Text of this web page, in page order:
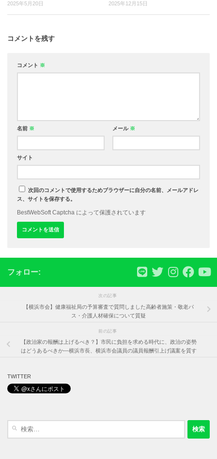
2025年5月20日 2025年12月15日
コメントを残す
コメント ※
名前 ※ メール ※
サイト
次回のコメントで使用するためブラウザーに自分の名前、メールアドレ
ス、サイトを保存する。
BestWebSoft Captcha によって保護されています
フォロー:
次の記事
【横浜市会】健康福祉局の予算審査で質問しました高齢者施策・敬老パ
ス・介護人材確保について質疑
前の記事
【政治家の報酬は上げるべき？】市民に負担を求める時代に、政治の姿勢
はどうあるべきか―横浜市長、横浜市会議員の議員報酬引上げ議案を質す
TWITTER